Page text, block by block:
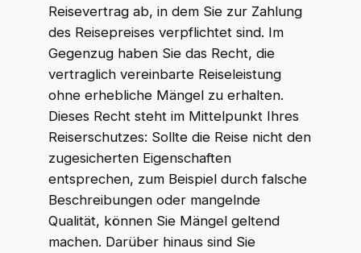
K R WKR Rechtsanwälte
Online · echte Anwälte, kein Callcenter
Reisevertrag ab, in dem Sie zur Zahlung
des Reisepreises verpflichtet sind. Im
Gegenzug haben Sie das Recht, die
vertraglich vereinbarte Reiseleistung
ohne erhebliche Mängel zu erhalten.
Dieses Recht steht im Mittelpunkt Ihres
Reiserschutzes: Sollte die Reise nicht den
zugesicherten Eigenschaften
entsprechen, zum Beispiel durch falsche
Beschreibungen oder mangelnde
Qualität, können Sie Mängel geltend
machen. Darüber hinaus sind Sie